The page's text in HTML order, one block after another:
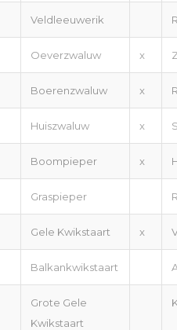
Veldleeuwerik
Oeverzwaluw x
Boerenzwaluw x
Huiszwaluw x
Boompieper x
Graspieper
Gele Kwikstaart x
Balkankwikstaart
Grote Gele
Kwikstaart